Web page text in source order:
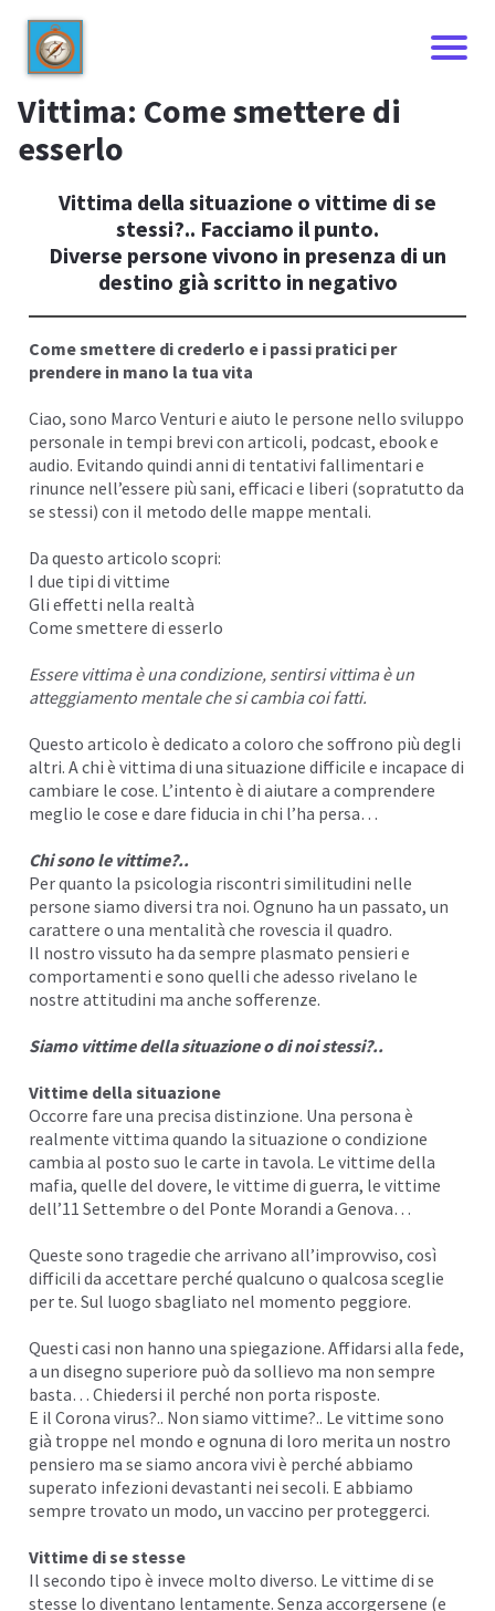
Vittima: Come smettere di
esserlo
Vittima della situazione o vittime di se
stessi?.. Facciamo il punto.
Diverse persone vivono in presenza di un
destino già scritto in negativo
Come smettere di crederlo e i passi pratici per
prendere in mano la tua vita
Ciao, sono Marco Venturi e aiuto le persone nello sviluppo
personale in tempi brevi con articoli, podcast, ebook e
audio. Evitando quindi anni di tentativi fallimentari e
rinunce nell’essere più sani, efficaci e liberi (sopratutto da
se stessi) con il metodo delle mappe mentali.
Da questo articolo scopri:
I due tipi di vittime
Gli effetti nella realtà
Come smettere di esserlo
Essere vittima è una condizione, sentirsi vittima è un
atteggiamento mentale che si cambia coi fatti.
Questo articolo è dedicato a coloro che soffrono più degli
altri. A chi è vittima di una situazione difficile e incapace di
cambiare le cose. L’intento è di aiutare a comprendere
meglio le cose e dare fiducia in chi l’ha persa…
Chi sono le vittime?..
Per quanto la psicologia riscontri similitudini nelle
persone siamo diversi tra noi. Ognuno ha un passato, un
carattere o una mentalità che rovescia il quadro.
Il nostro vissuto ha da sempre plasmato pensieri e
comportamenti e sono quelli che adesso rivelano le
nostre attitudini ma anche sofferenze.
Siamo vittime della situazione o di noi stessi?..
Vittime della situazione
Occorre fare una precisa distinzione. Una persona è
realmente vittima quando la situazione o condizione
cambia al posto suo le carte in tavola. Le vittime della
mafia, quelle del dovere, le vittime di guerra, le vittime
dell’11 Settembre o del Ponte Morandi a Genova…
Queste sono tragedie che arrivano all’improvviso, così
difficili da accettare perché qualcuno o qualcosa sceglie
per te. Sul luogo sbagliato nel momento peggiore.
Questi casi non hanno una spiegazione. Affidarsi alla fede,
a un disegno superiore può da sollievo ma non sempre
basta… Chiedersi il perché non porta risposte.
E il Corona virus?.. Non siamo vittime?.. Le vittime sono
già troppe nel mondo e ognuna di loro merita un nostro
pensiero ma se siamo ancora vivi è perché abbiamo
superato infezioni devastanti nei secoli. E abbiamo
sempre trovato un modo, un vaccino per proteggerci.
Vittime di se stesse
Il secondo tipo è invece molto diverso. Le vittime di se
stesse lo diventano lentamente. Senza accorgersene (e